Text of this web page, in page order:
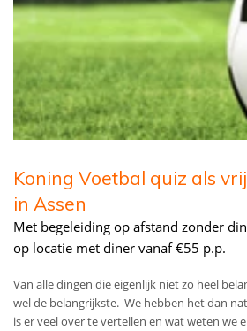
Koning Voetbal quiz als
in Assen
Met begeleiding op afstand zonder
op locatie met diner vanaf €55 p.p.
Van alle dingen die eigenlijk niet zo heel
wel de belangrijkste. We hebben het dan
is er veel over te vertellen en wat weten we